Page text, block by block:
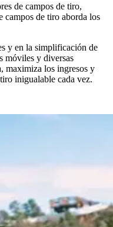
de campos de tiro,
campos de tiro aborda los
y en la simplificación de
móviles y diversas
maximiza los ingresos y
inigualable cada vez.